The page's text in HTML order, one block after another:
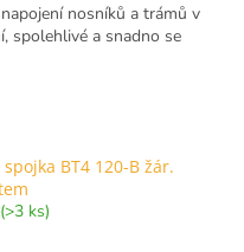
nosníků a trámů v
spolehlivé a snadno se
BT4 120-B žár.
ks)